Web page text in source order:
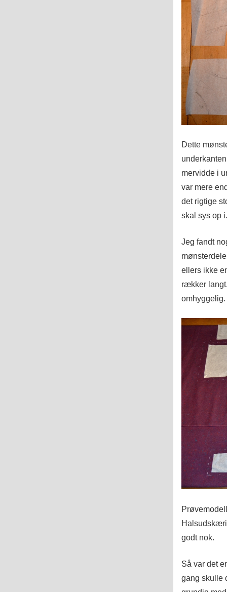
Dette
mervidde i
var mere
det rigtige
skal sys op i.
Jeg fandt
ellers ikke
rækker
omhyggelig.
godt nok.
Så var det
gang skulle